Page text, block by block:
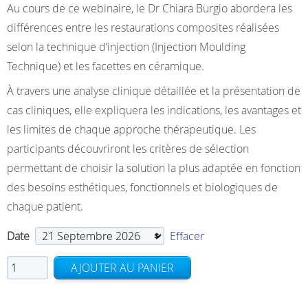
Au cours de ce webinaire, le Dr Chiara Burgio abordera les
différences entre les restaurations composites réalisées
selon la technique d’injection (Injection Moulding
Technique) et les facettes en céramique.
À travers une analyse clinique détaillée et la présentation de
cas cliniques, elle expliquera les indications, les avantages et
les limites de chaque approche thérapeutique. Les
participants découvriront les critères de sélection
permettant de choisir la solution la plus adaptée en fonction
des besoins esthétiques, fonctionnels et biologiques de
chaque patient.
Date
Effacer
quantité
de
AJOUTER AU PANIER